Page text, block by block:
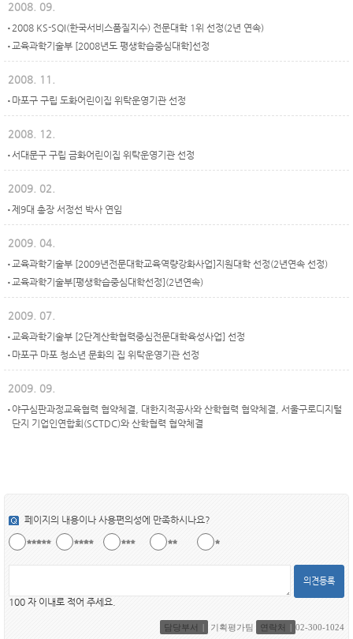
2008. 09.
2008 KS-SQI(한국서비스품질지수) 전문대학 1위 선정(2년 연속)
교육과학기술부 [2008년도 평생학습중심대학]선정
2008. 11.
마포구 구립 도화어린이집 위탁운영기관 선정
2008. 12.
서대문구 구립 금화어린이집 위탁운영기관 선정
2009. 02.
제9대 총장 서정선 박사 연임
2009. 04.
교육과학기술부 [2009년전문대학교육역량강화사업]지원대학 선정(2년연속 선정)
교육과학기술부[평생학습중심대학선정](2년연속)
2009. 07.
교육과학기술부 [2단계산학협력중심전문대학육성사업] 선정
마포구 마포 청소년 문화의 집 위탁운영기관 선정
2009. 09.
야구심판과정교육협력 협약체결, 대한지적공사와 산학협력 협약체결, 서울구로디지털
단지 기업인연합회(SCTDC)와 산학협력 협약체결
페이지의 내용이나 사용편의성에 만족하시나요?
의견등록
100 자 이내로 적어 주세요.
담당부서 기획평가팀 연락처 02-300-1024